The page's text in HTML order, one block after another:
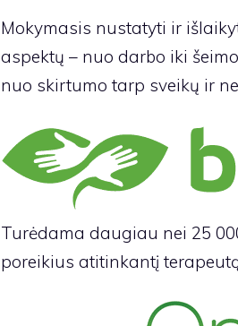
Mokymasis nustatyti ir
aspektų – nuo ​​darbo iki
nuo skirtumo tarp sveikų ir
Turėdama daugiau nei 25
poreikius atitinkantį